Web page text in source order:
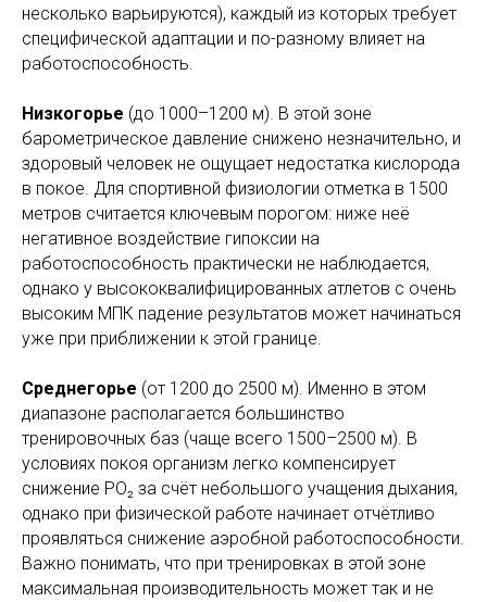
несколько варьируются), каждый из которых требует
специфической адаптации и по-разному влияет на
работоспособность.
Низкогорье (до 1000–1200 м). В этой зоне
барометрическое давление снижено незначительно, и
здоровый человек не ощущает недостатка кислорода
в покое. Для спортивной физиологии отметка в 1500
метров считается ключевым порогом: ниже неё
негативное воздействие гипоксии на
работоспособность практически не наблюдается,
однако у высококвалифицированных атлетов с очень
высоким МПК падение результатов может начинаться
уже при приближении к этой границе.
Среднегорье (от 1200 до 2500 м). Именно в этом
диапазоне располагается большинство
тренировочных баз (чаще всего 1500–2500 м). В
условиях покоя организм легко компенсирует
снижение PO₂ за счёт небольшого учащения дыхания,
однако при физической работе начинает отчётливо
проявляться снижение аэробной работоспособности.
Важно понимать, что при тренировках в этой зоне
максимальная производительность может так и не